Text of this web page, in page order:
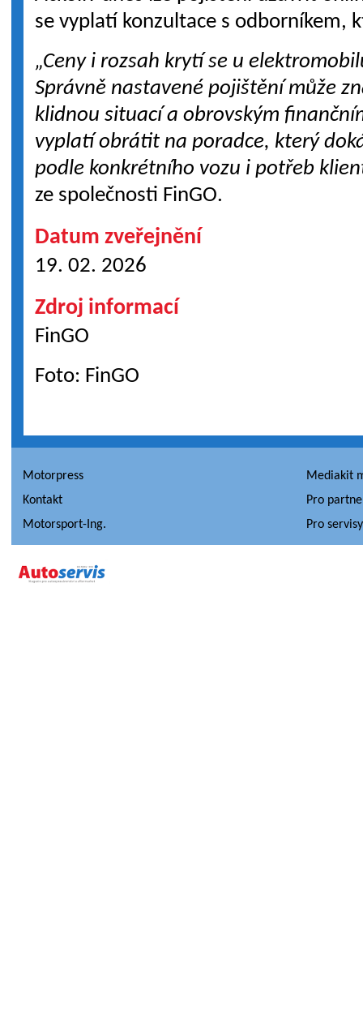
se vyplatí konzultace s odborníkem,
„Ceny i rozsah krytí se u
Správně nastavené pojištění může
klidnou situací a obrovským
vyplatí obrátit na poradce, který
podle konkrétního vozu i potřeb
ze společnosti FinGO.
Datum zveřejnění
19. 02. 2026
Zdroj informací
FinGO
Foto: FinGO
Motorpress
Mediakit
Kontakt
Pro
Motorsport-Ing.
Pro servisy